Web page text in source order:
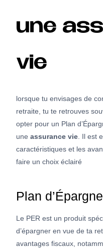
une
vie
lorsque tu envisages de
retraite, tu te retrouves
opter pour un Plan
une assurance vie . Il est
caractéristiques et les
faire un choix éclairé
Plan
Le PER est un produit
d’épargner en vue de ta
avantages fiscaux,